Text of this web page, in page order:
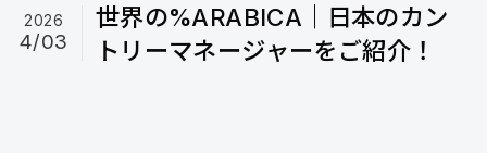
コラム
動画ライブラリ
世界の%ARABICA｜日本のカン
トリーマネージャーをご紹介！
2026
4/03